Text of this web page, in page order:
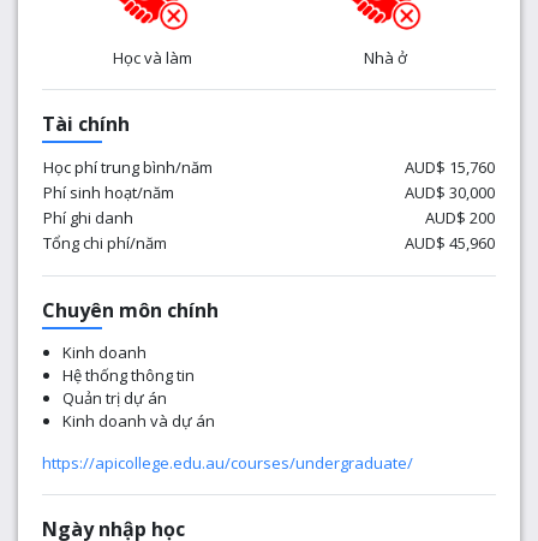
Học và làm Nhà ở
Tài chính
Học phí trung bình/năm
AUD$ 15,760
Phí sinh hoạt/năm
AUD$ 30,000
Phí ghi danh
AUD$ 200
Tổng chi phí/năm
AUD$ 45,960
Chuyên môn chính
Kinh doanh
Hệ thống thông tin
Quản trị dự án
Kinh doanh và dự án
https://apicollege.edu.au/courses/undergraduate/
Ngày nhập học